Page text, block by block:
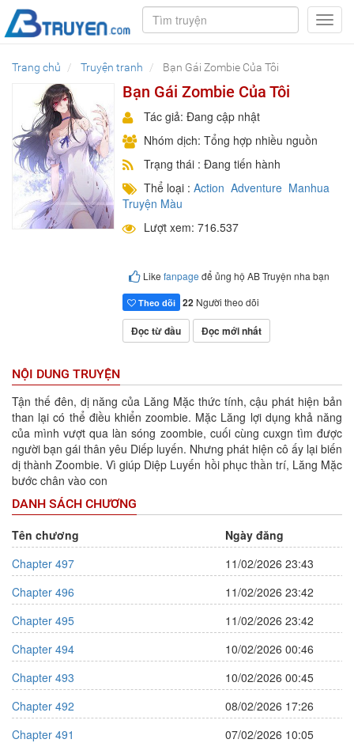
Trang chủ Truyện tranh Bạn Gái Zombie Của Tôi
Bạn Gái Zombie Của Tôi
Tác giả: Đang cập nhật
Nhóm dịch: Tổng hợp nhiều nguồn
Trạng thái : Đang tiến hành
Thể loại : Action Adventure Manhua
Truyện Màu
Lượt xem: 716.537
Like fanpage để ủng hộ AB Truyện nha bạn
Theo dõi 22 Người theo dõi
Đọc từ đầu Đọc mới nhất
NỘI DUNG TRUYỆN
Tận thế đên, dị năng của Lăng Mặc thức tính, cậu phát hiện bản
than lại có thể điều khiển zoombie. Mặc Lăng lợi dụng khả năng
của mình vượt qua làn sóng zoombie, cuối cùng cuxgn tìm được
người bạn gái thân yêu Diếp luyến. Nhưng phát hiện cô ấy lại biến
dị thành Zoombie. Vì giúp Diệp Luyến hồi phục thần trí, Lăng Mặc
bước chân vào con
DANH SÁCH CHƯƠNG
Tên chương
Ngày đăng
Chapter 497
11/02/2026 23:43
Chapter 496
11/02/2026 23:42
Chapter 495
11/02/2026 23:42
Chapter 494
10/02/2026 00:46
Chapter 493
10/02/2026 00:45
Chapter 492
08/02/2026 17:26
Chapter 491
07/02/2026 10:05